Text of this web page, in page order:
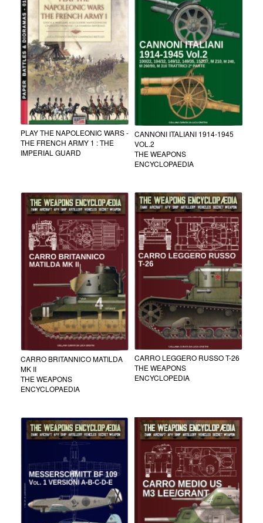
PLAY THE NAPOLEONIC WARS -
THE FRENCH ARMY 1 : THE
IMPERIAL GUARD
CANNONI ITALIANI 1914-1945
VOL.2
THE WEAPONS
ENCYCLOPAEDIA
CARRO BRITANNICO MATILDA
MK II
THE WEAPONS
ENCYCLOPAEDIA
CARRO LEGGERO RUSSO T-26
THE WEAPONS
ENCYCLOPEDIA